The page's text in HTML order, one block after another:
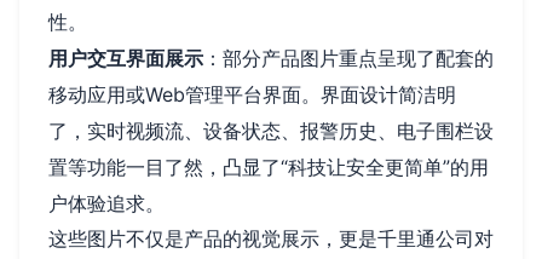
性。
用户交互界面展示 ：部分产品图片重点呈现了配套的
移动应用或Web管理平台界面。界面设计简洁明
了，实时视频流、设备状态、报警历史、电子围栏设
置等功能一目了然，凸显了“科技让安全更简单”的用
户体验追求。
这些图片不仅是产品的视觉展示，更是千里通公司对